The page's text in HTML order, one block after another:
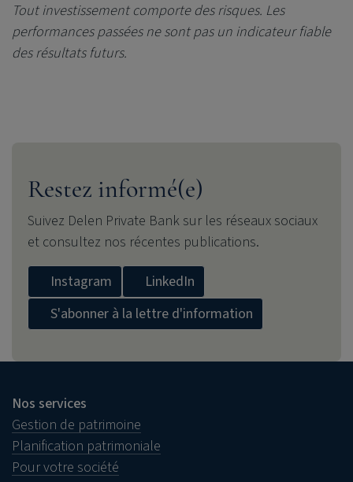
Tout investissement comporte des risques. Les
performances passées ne sont pas un indicateur fiable
des résultats futurs.
Restez informé(e)
Suivez Delen Private Bank sur les réseaux sociaux
et consultez nos récentes publications.
Instagram
LinkedIn
S'abonner à la lettre d'information
Nos services
Gestion de patrimoine
Planification patrimoniale
Pour votre société